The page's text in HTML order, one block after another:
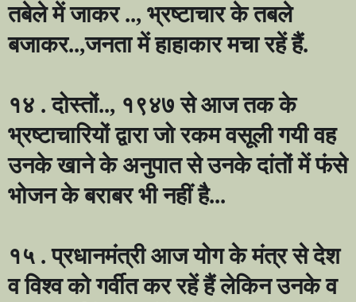
तबेले में जाकर .., भ्रष्टाचार के तबले
बजाकर..,जनता में हाहाकार मचा रहें हैं.
१४ . दोस्तों.., १९४७ से आज तक के
भ्रष्टाचारियों द्वारा जो रकम वसूली गयी वह
उनके खाने के अनुपात से उनके दांतों में फंसे
भोजन के बराबर भी नहीं है...
१५ . प्रधानमंत्री आज योग के मंत्र से देश
व विश्व को गर्वीत कर रहें हैं लेकिन उनके व